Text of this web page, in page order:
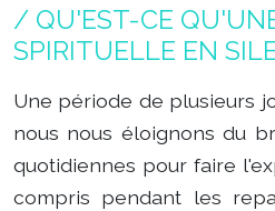
/ QU'EST-CE
SPIRITUELLE EN
Une période de plusieurs
nous nous éloignons du
quotidiennes pour faire
compris pendant les